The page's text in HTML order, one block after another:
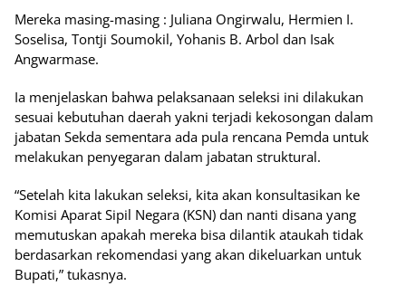
Mereka masing-masing : Juliana Ongirwalu, Hermien I.
Soselisa, Tontji Soumokil, Yohanis B. Arbol dan Isak
Angwarmase.
Ia menjelaskan bahwa pelaksanaan seleksi ini dilakukan
sesuai kebutuhan daerah yakni terjadi kekosongan dalam
jabatan Sekda sementara ada pula rencana Pemda untuk
melakukan penyegaran dalam jabatan struktural.
“Setelah kita lakukan seleksi, kita akan konsultasikan ke
Komisi Aparat Sipil Negara (KSN) dan nanti disana yang
memutuskan apakah mereka bisa dilantik ataukah tidak
berdasarkan rekomendasi yang akan dikeluarkan untuk
Bupati,” tukasnya.